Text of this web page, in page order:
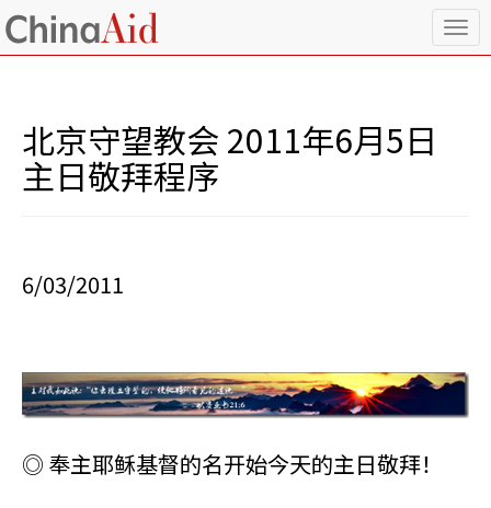
T
o
北京守望教会 2011年6月5日
主日敬拜程序
6/03/2011
◎ 奉主耶稣基督的名开始今天的主日敬拜！